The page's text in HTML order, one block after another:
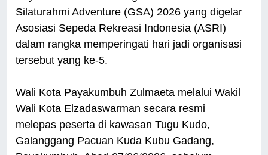
Silaturahmi Adventure (GSA) 2026 yang digelar
Asosiasi Sepeda Rekreasi Indonesia (ASRI)
dalam rangka memperingati hari jadi organisasi
tersebut yang ke-5.
Wali Kota Payakumbuh Zulmaeta melalui Wakil
Wali Kota Elzadaswarman secara resmi
melepas peserta di kawasan Tugu Kudo,
Galanggang Pacuan Kuda Kubu Gadang,